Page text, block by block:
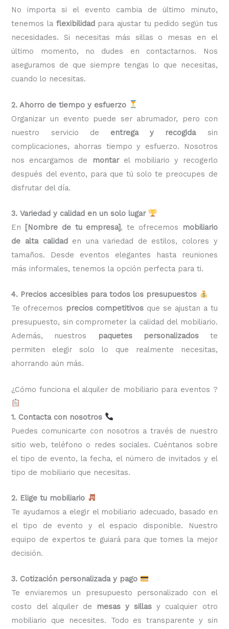
No importa si el evento cambia de último minuto,
tenemos la flexibilidadpara ajustar tu pedido según tus
necesidades. Si necesitas más sillas o mesas en el
último momento, no dudes en contactarnos. Nos
aseguramos de que siempre tengas lo que necesitas,
cuando lo necesitas.
2. Ahorro de tiempo y esfuerzo
Organizar un evento puede ser abrumador, pero con
nuestro servicio de entrega y recogidasin
complicaciones, ahorras tiempo y esfuerzo. Nosotros
nos encargamos de
montarel mobiliario y recogerlo
después del evento, para que tú solo te preocupes de
disfrutar del día.
3. Variedad y calidad en un solo lugar
En [Nombre de tu empresa], te ofrecemos
mobiliario
de alta calidaden una variedad de estilos, colores y
tamaños. Desde eventos elegantes hasta reuniones
más informales, tenemos la opción perfecta para ti.
4. Precios accesibles para todos los presupuestos
Te ofrecemos precios competitivos que se ajustan a tu
presupuesto, sin comprometer la calidad del mobiliario.
Además, nuestros
paquetes personalizadoste
permiten elegir solo lo que realmente necesitas,
ahorrando aún más.
¿Cómo funciona el alquiler de mobiliario para eventos ?
1. Contacta con nosotros
Puedes comunicarte con nosotros a través de nuestro
sitio web, teléfono o redes sociales. Cuéntanos sobre
el tipo de evento, la fecha, el número de invitados y el
tipo de mobiliario que necesitas.
2. Elige tu mobiliario
Te ayudamos a elegir el mobiliario adecuado, basado en
el tipo de evento y el espacio disponible. Nuestro
equipo de expertos te guiará para que tomes la mejor
decisión.
3. Cotización personalizada y pago
Te enviaremos un presupuesto personalizado con el
costo del alquiler de
mesas y sillas y cualquier otro
mobiliario que necesites. Todo es transparente y sin